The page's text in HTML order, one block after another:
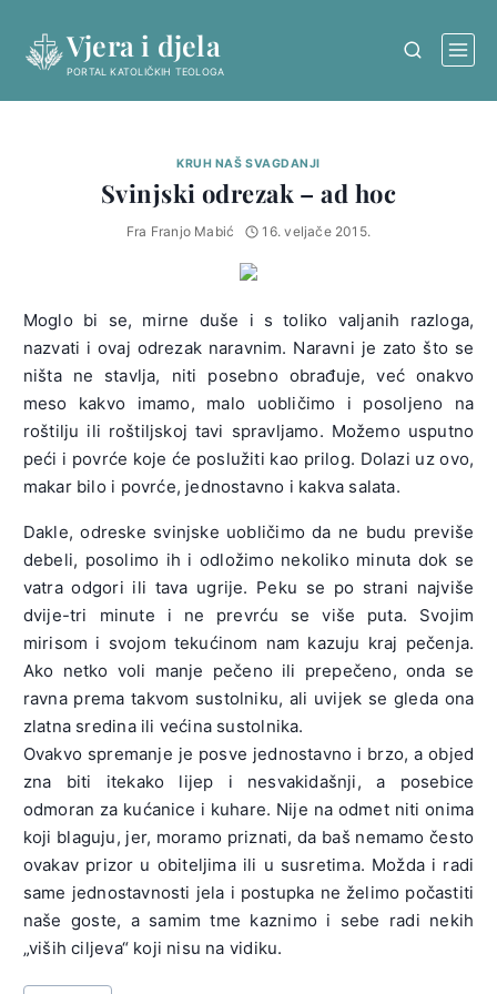
content
Vjera i djela
PORTAL KATOLIČKIH TEOLOGA
KRUH NAŠ SVAGDANJI
Svinjski odrezak – ad hoc
Fra Franjo Mabić 16. veljače 2015.
Moglo bi se, mirne duše i s toliko valjanih razloga,
nazvati i ovaj odrezak naravnim. Naravni je zato što se
ništa ne stavlja, niti posebno obrađuje, već onakvo
meso kakvo imamo, malo uobličimo i posoljeno na
roštilju ili roštiljskoj tavi spravljamo. Možemo usputno
peći i povrće koje će poslužiti kao prilog. Dolazi uz ovo,
makar bilo i povrće, jednostavno i kakva salata.
Dakle, odreske svinjske uobličimo da ne budu previše
debeli, posolimo ih i odložimo nekoliko minuta dok se
vatra odgori ili tava ugrije. Peku se po strani najviše
dvije-tri minute i ne prevrću se više puta. Svojim
mirisom i svojom tekućinom nam kazuju kraj pečenja.
Ako netko voli manje pečeno ili prepečeno, onda se
ravna prema takvom sustolniku, ali uvijek se gleda ona
zlatna sredina ili većina sustolnika.
Ovakvo spremanje je posve jednostavno i brzo, a objed
zna biti itekako lijep i nesvakidašnji, a posebice
odmoran za kućanice i kuhare. Nije na odmet niti onima
koji blaguju, jer, moramo priznati, da baš nemamo često
ovakav prizor u obiteljima ili u susretima. Možda i radi
same jednostavnosti jela i postupka ne želimo počastiti
naše goste, a samim tme kaznimo i sebe radi nekih
„viših ciljeva“ koji nisu na vidiku.